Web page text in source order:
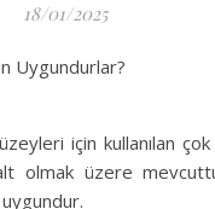
18/01/2025
Uygundurlar?
için kullanılan
olmak üzere